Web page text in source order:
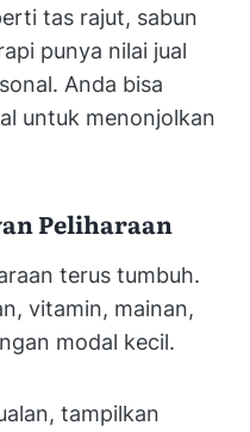
tas rajut, sabun
punya nilai jual
Anda bisa
untuk menonjolkan
Peliharaan
terus tumbuh.
vitamin, mainan,
modal kecil.
tampilkan